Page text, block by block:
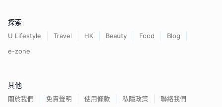
探索
U Lifestyle Travel HK Beauty Food
Blog
e-zone
其他
關於我們 免責聲明 使用條款 私隱政策 聯絡我們